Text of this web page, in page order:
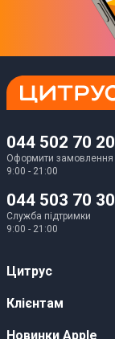
044 502 70 20
Оформити замовлення
9:00 - 21:00
044 503 70 30
Служба підтримки
9:00 - 21:00
Цитрус
Кар’єра
Клієнтам
Публічні оферти
Новинки Apple